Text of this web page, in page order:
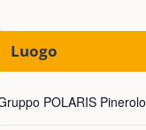
Luogo
POLARIS Pinerolo